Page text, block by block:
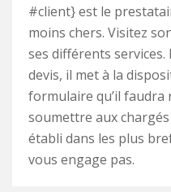
#client} est le
moins chers. Visitez
ses différents
devis, il met à la
formulaire qu’il faudra
soumettre aux
établi dans les plus
vous engage pas.